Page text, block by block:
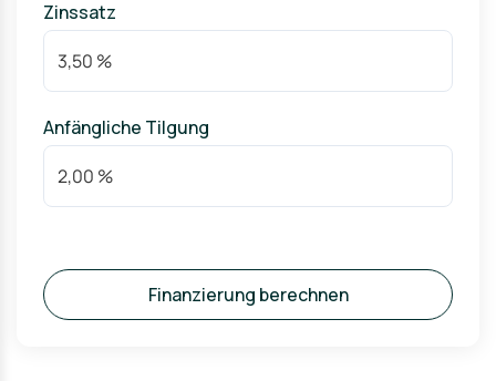
Zinssatz
Anfängliche Tilgung
Finanzierung berechnen